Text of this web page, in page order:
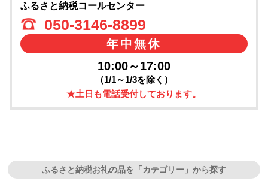
ふるさと納税コールセンター
050-3146-8899
年中無休
10:00～17:00
（1/1～1/3を除く）
★土日も電話受付しております。
ふるさと納税お礼の品を「カテゴリー」から探す